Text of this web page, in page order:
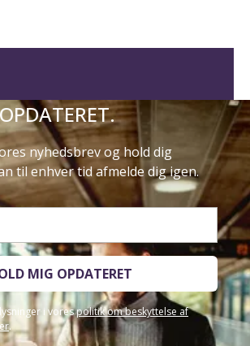
nyhedsbrev og hold dig
til enhver tid afmelde dig igen.
MIG OPDATERET
i vorespolitik om beskyttelse af
.